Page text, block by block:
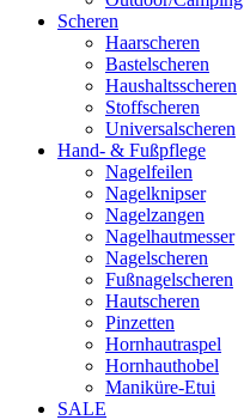
Scheren
Haarscheren
Bastelscheren
Haushaltsscheren
Stoffscheren
Universalscheren
Hand- & Fußpflege
Nagelfeilen
Nagelknipser
Nagelzangen
Nagelhautmesser
Nagelscheren
Fußnagelscheren
Hautscheren
Pinzetten
Hornhautraspel
Hornhauthobel
Maniküre-Etui
SALE